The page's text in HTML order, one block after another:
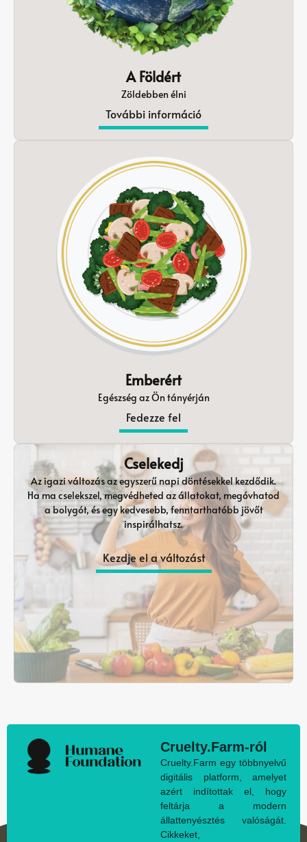
A Földért
Zöldebben élni
További információ
Emberért
Egészség az Ön tányérján
Fedezze fel
Cselekedj
Az igazi változás az egyszerű napi döntésekkel kezdődik.
Ha ma cselekszel, megvédheted az állatokat, megóvhatod
a bolygót, és egy kedvesebb, fenntarthatóbb jövőt
inspirálhatsz.
Kezdje el a változást
Cruelty.Farm-ról
Cruelty.Farm egy többnyelvű
digitális platform, amelyet
azért indítottak el, hogy
feltárja a modern
állattenyésztés valóságát.
Cikkeket,